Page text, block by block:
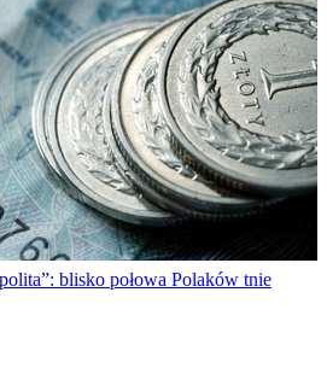
blisko połowa Polaków tnie